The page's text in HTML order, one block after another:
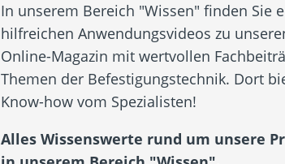
In unserem Bereich "Wissen" finden Sie
hilfreichen Anwendungsvideos zu
Online-Magazin mit wertvollen
Themen der Befestigungstechnik. Dort
Know-how vom Spezialisten!
Alles Wissenswerte rund um unsere